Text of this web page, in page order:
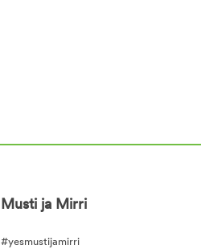
Musti ja Mirri
#yesmustijamirri